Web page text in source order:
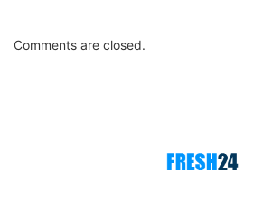
Comments are closed.